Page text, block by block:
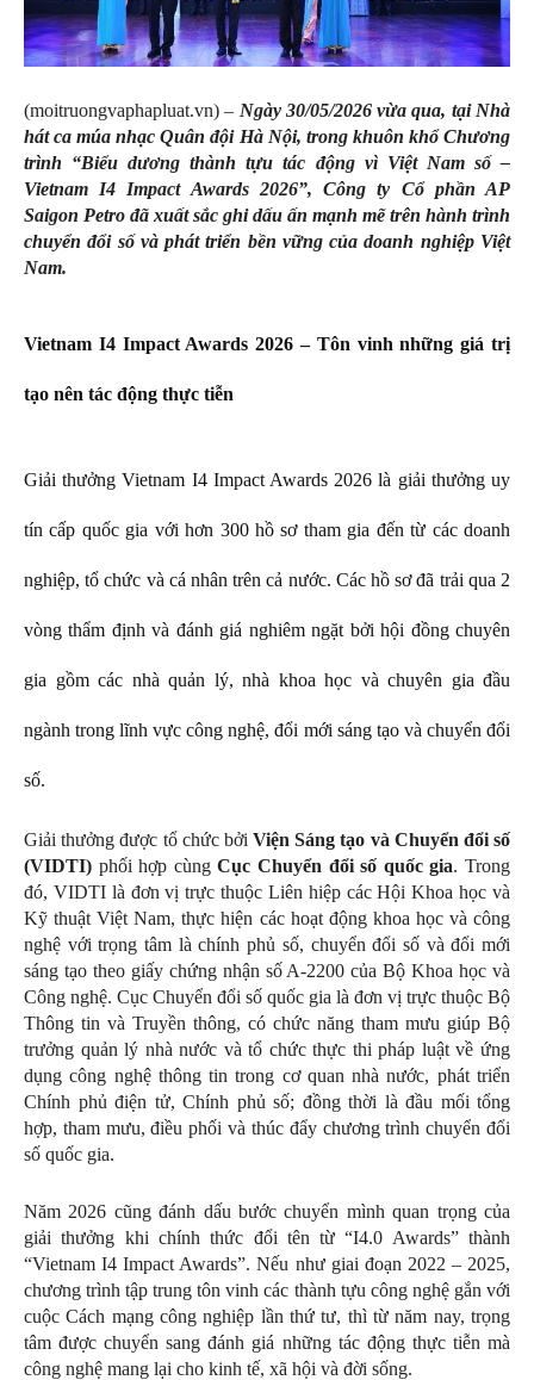
(moitruongvaphapluat.vn) – Ngày 30/05/2026vừa qua, tại Nhà
hát ca múa nhạc Quân đội Hà Nội, trong khuôn khổ Chương
trình “Biểu dương thành tựu tác động vì Việt Nam số –
Vietnam I4 Impact Awards 2026”, Công ty Cổ phần AP
Saigon Petro đã xuất sắc ghi dấu ấn mạnh mẽ trên hành trình
chuyển đổi số và phát triển bền vững của doanh nghiệp Việt
Nam.
Vietnam I4 Impact Awards 2026 – Tôn vinh những giá trị
tạo nên tác động thực tiễn
Giải thưởng Vietnam I4 Impact Awards 2026 là giải thưởng uy
tín cấp quốc gia với hơn 300 hồ sơ tham gia đến từ các doanh
nghiệp, tổ chức và cá nhân trên cả nước. Các hồ sơ đã trải qua 2
vòng thẩm định và đánh giá nghiêm ngặt bởi hội đồng chuyên
gia gồm các nhà quản lý, nhà khoa học và chuyên gia đầu
ngành trong lĩnh vực công nghệ, đổi mới sáng tạo và chuyển đổi
số.
Giải thưởng được tổ chức bởi Viện Sáng tạo và Chuyển đổi số
(VIDTI) phối hợp cùngCục Chuyển đổi số quốc gia. Trong
đó, VIDTI là đơn vị trực thuộc Liên hiệp các Hội Khoa học và
Kỹ thuật Việt Nam, thực hiện các hoạt động khoa học và công
nghệ với trọng tâm là chính phủ số, chuyển đổi số và đổi mới
sáng tạo theo giấy chứng nhận số A-2200 của Bộ Khoa học và
Công nghệ. Cục Chuyển đổi số quốc gia là đơn vị trực thuộc Bộ
Thông tin và Truyền thông, có chức năng tham mưu giúp Bộ
trưởng quản lý nhà nước và tổ chức thực thi pháp luật về ứng
dụng công nghệ thông tin trong cơ quan nhà nước, phát triển
Chính phủ điện tử, Chính phủ số; đồng thời là đầu mối tổng
hợp, tham mưu, điều phối và thúc đẩy chương trình chuyển đổi
số quốc gia.
Năm 2026 cũng đánh dấu bước chuyển mình quan trọng của
giải thưởng khi chính thức đổi tên từ “I4.0 Awards” thành
“Vietnam I4 Impact Awards”. Nếu như giai đoạn 2022 – 2025,
chương trình tập trung tôn vinh các thành tựu công nghệ gắn với
cuộc Cách mạng công nghiệp lần thứ tư, thì từ năm nay, trọng
tâm được chuyển sang đánh giá những tác động thực tiễn mà
công nghệ mang lại cho kinh tế, xã hội và đời sống.